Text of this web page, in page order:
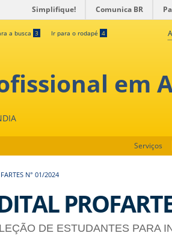
Simplifique! Comunica BR
a busca 3 Ir para o rodapé 4
em
Serviços
N° 01/2024
DE ESTUDANTES PARA